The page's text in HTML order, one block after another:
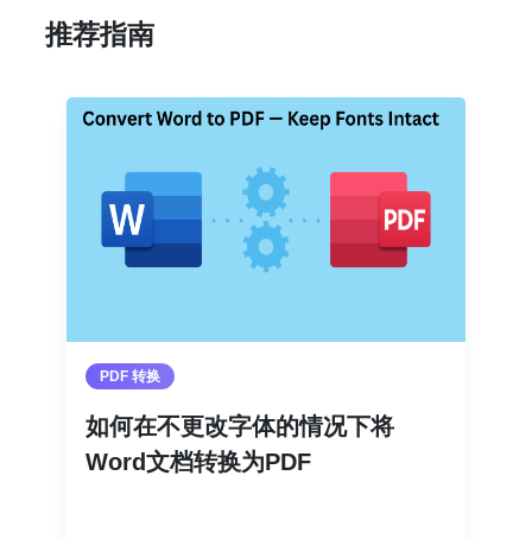
推荐指南
PDF 转换
如何在不更改字体的情况下将
Word文档转换为PDF